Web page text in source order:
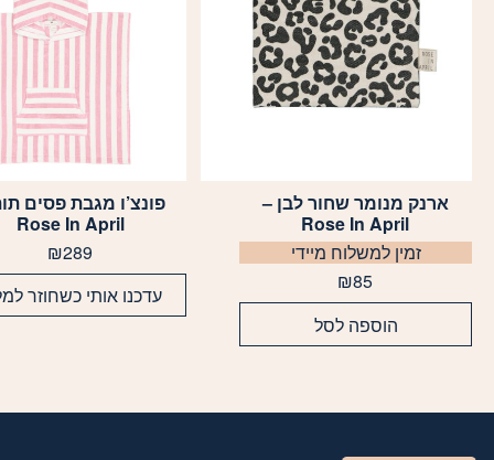
ארנק מנומר שחור לבן –
Rose In April
זמין למשלוח מיידי
₪85
הוספה לסל
פונצ’ו מגבת פסים
Rose In April
₪289
עדכנו אותי כשחוזר
למוצר
מספר
סוגים.
האפשרויות